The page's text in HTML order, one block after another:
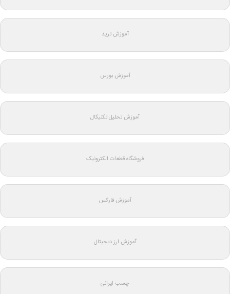
آموزش ترید
آموزش بورس
آموزش تحلیل تکنیکال
فروشگاه قطعات الکترونیک
آموزش فارکس
آموزش ارز دیجیتال
چسب ایرانی